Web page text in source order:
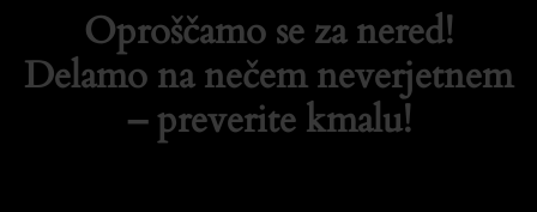
Oproščamo se za nered!
Delamo na nečem neverjetnem
– preverite kmalu!